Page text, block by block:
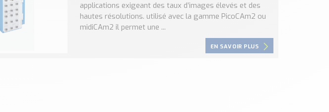
applications exigeant des taux d’images élevés et des
hautes résolutions. utilisé avec la gamme PicoCAm2 ou
midiCAm2 il permet une ...
EN SAVOIR PLUS